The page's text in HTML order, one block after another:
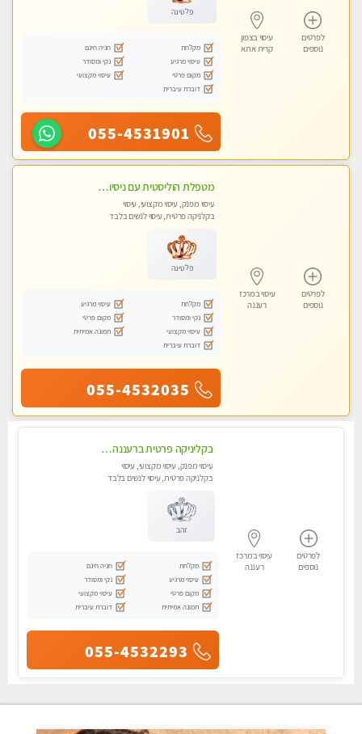
לפרטים
נוספים
עיסוי בצפון
קרית אתא
פלטינה
מקלחת
חניה חינם
עיסוי מרגיע
נקי ומסודר
מקום פרטי
עיסוי מקצועי
דוברת עיברית
055-4531901
לפרטים
נוספים
עיסוי במרכז
רעננה
מטפלת הוליסטית עם ניסיון מעל עשור. עיסוי הוליסטי לגוף ולנשמה עם שמנים חמים מתאים: לגברים/נשים ונשים בהריון . ומקצועית ברמה גבוהה
עיסוי מפנק, עיסוי מקצועי, עיסוי
בקלניקה פרטית, עיסוי לנשים בלבד
פלטינה
מקלחת
עיסוי מרגיע
נקי ומסודר
מקום פרטי
עיסוי מקצועי
תמונה אמיתית
דוברת עיברית
055-4532035
לפרטים
נוספים
עיסוי במרכז
רעננה
בקליניקה פרטית ברעננה עיסוי לחידוש אנרגיות עיסוי מומלץ מאוד !
עיסוי מפנק, עיסוי מקצועי, עיסוי
בקלניקה פרטית, עיסוי לנשים בלבד
זהב
מקלחת
חניה חינם
עיסוי מרגיע
נקי ומסודר
מקום פרטי
עיסוי מקצועי
תמונה אמיתית
דוברת עיברית
055-4532293